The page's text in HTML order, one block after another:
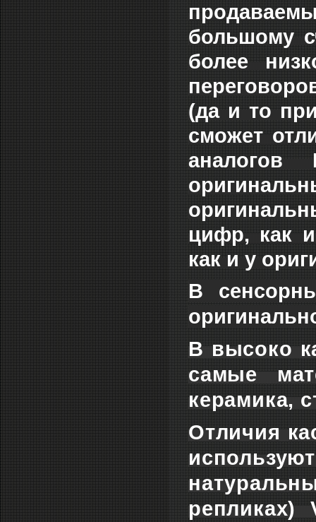
большому
более
(да и то
сможет
аналогов
цифр, как
как и у
В
В высоко
самые
керамика,
Отличия